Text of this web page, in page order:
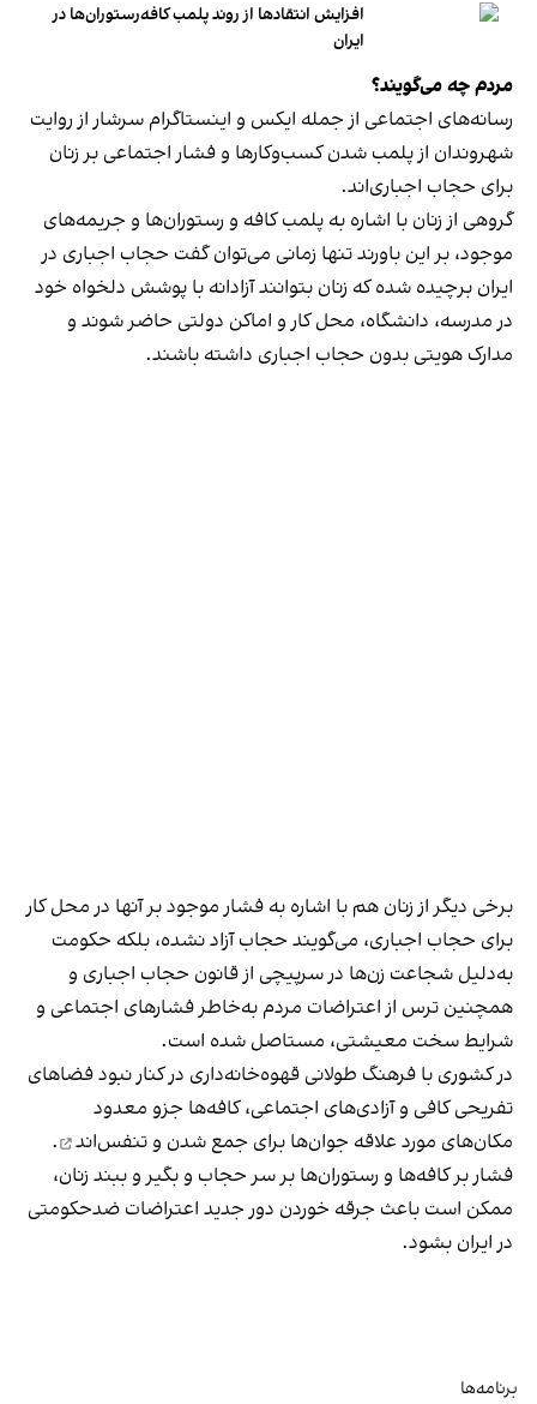
افزایش انتقادها از روند پلمب کافه‌رستوران‌ها در
ایران
مردم چه می‌گویند؟
رسانه‎‌های اجتماعی از جمله ایکس و اینستاگرام سرشار از روایت
شهروندان از پلمب شدن کسب‌وکارها و فشار اجتماعی بر زنان
برای حجاب اجباری‌اند.
گروهی از زنان با اشاره به پلمب کافه و رستوران‌ها و جریمه‌های
موجود، بر این باورند تنها زمانی می‌توان گفت حجاب اجباری در
ایران برچیده شده که زنان بتوانند آزادانه با پوشش دلخواه خود
در مدرسه، دانشگاه، محل کار و اماکن دولتی حاضر شوند و
مدارک هویتی بدون حجاب اجباری داشته باشند.
برخی دیگر از زنان هم با اشاره به فشار موجود بر آنها در محل کار
برای حجاب اجباری، می‌گویند حجاب آزاد نشده، بلکه حکومت
به‌دلیل شجاعت زن‌ها در سرپیچی از قانون حجاب اجباری و
همچنین ترس از اعتراضات مردم به‌خاطر فشارهای اجتماعی و
شرایط سخت معیشتی، مستاصل شده است.
در کشوری با فرهنگ طولانی قهوه‌‌خانه‌داری در کنار نبود فضاهای
تفریحی کافی و آزادی‌های اجتماعی، کافه‌ها جزو معدود
مکان‌های مورد علاقه جوان‌ها برای جمع شدن و تنفس‌اند
.
فشار بر کافه‌ها و رستوران‌ها بر سر حجاب و بگیر و ببند زنان،
ممکن است باعث جرقه خوردن دور جدید اعتراضات ضدحکومتی
در ایران بشود.
برنامه‌ها